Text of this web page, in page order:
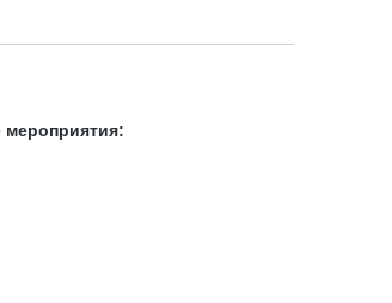
мероприятия: